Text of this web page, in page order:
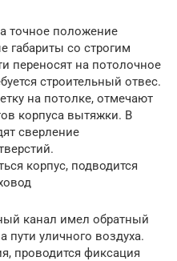
точное положение
габариты со строгим
переносят на потолочное
строительный отвес.
на потолке, отмечают
корпуса вытяжки. В
сверление
корпус, подводится
канал имел обратный
пути уличного воздуха.
проводится фиксация